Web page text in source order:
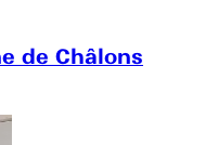
de Châlons